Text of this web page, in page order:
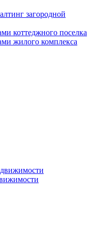
загородной
коттеджного поселка
жилого комплекса